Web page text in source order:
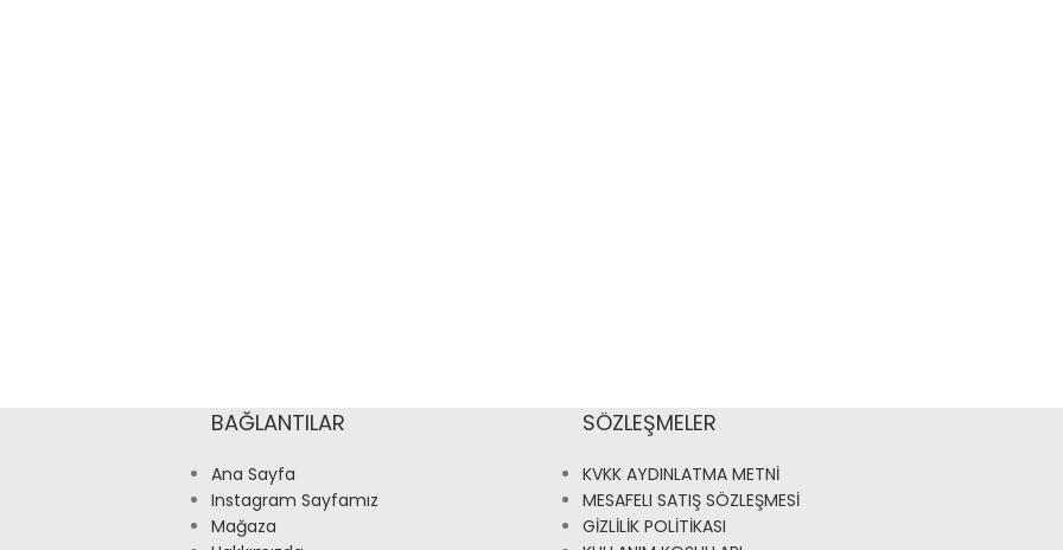
BAĞLANTILAR
Ana Sayfa
Instagram Sayfamız
Mağaza
SÖZLEŞMELER
KVKK AYDINLATMA METNİ
MESAFELI SATIŞ SÖZLEŞMESİ
GİZLİLİK POLİTİKASI